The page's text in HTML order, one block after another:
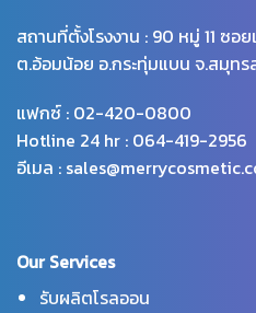
สถานที่ตั้งโรงงาน : 90 หมู่ 11 ซอ
ต.อ้อมน้อย อ.กระทุ่มแบน จ.สมุทร
แฟกซ์ : 02-420-0800
Hotline 24 hr : 064-419-2956
อีเมล :
Our Services
รับผลิตโรลออน